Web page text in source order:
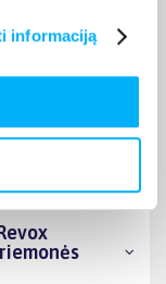
informaciją
barzdos
šiuo
skutimosi,
ir